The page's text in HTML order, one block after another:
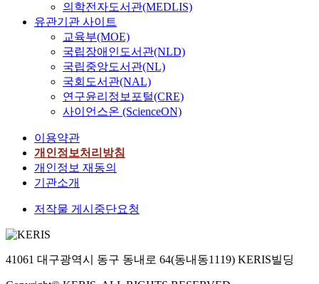
의학전자도서관(MEDLIS)
유관기관 사이트
교육부(MOE)
국립장애인도서관(NLD)
국립중앙도서관(NL)
국회도서관(NAL)
연구윤리정보포털(CRE)
사이언스온 (ScienceON)
이용약관
개인정보처리방침
개인정보 재동의
기관소개
저작물 게시중단요청
41061 대구광역시 동구 동내로 64(동내동1119) KERIS빌딩